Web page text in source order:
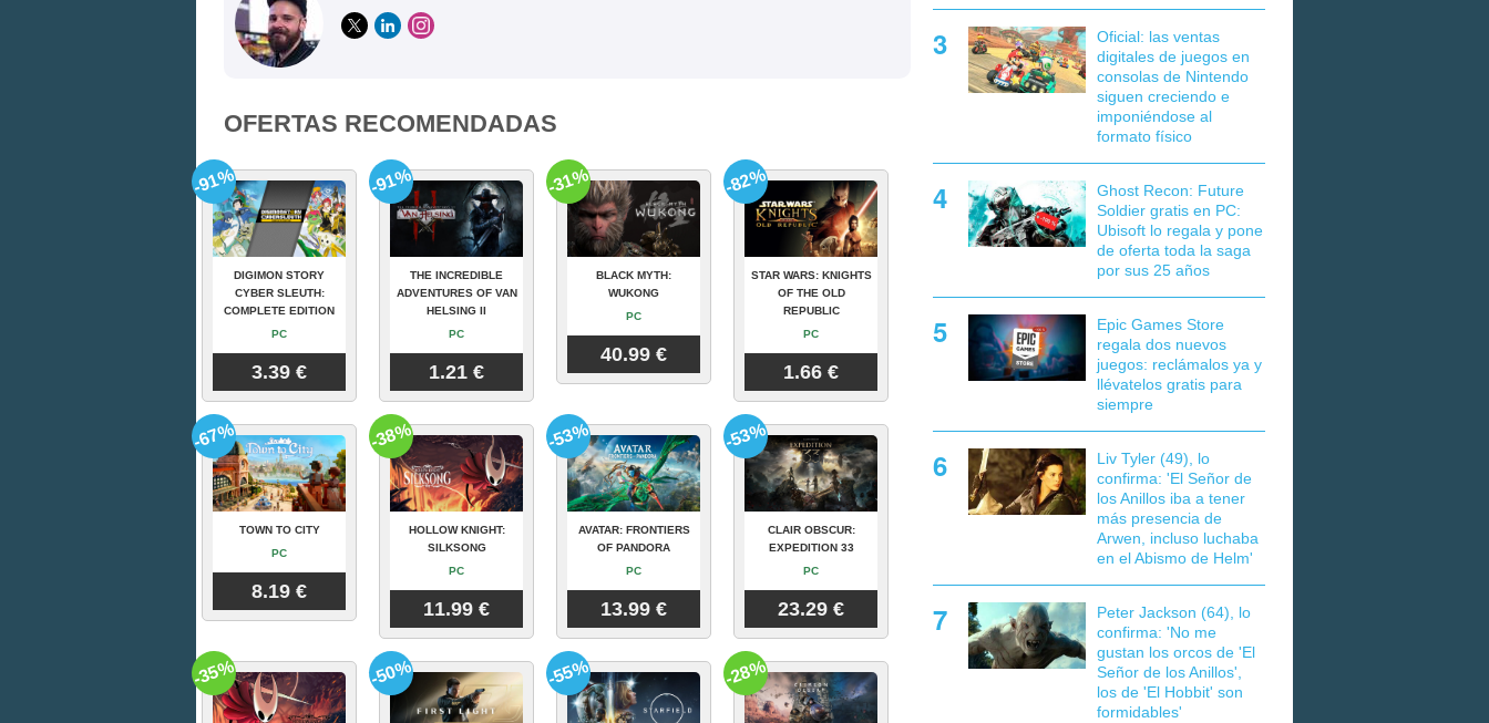
OFERTAS RECOMENDADAS
DIGIMON STORY
CYBER SLEUTH:
COMPLETE EDITION
PC
3.39 €
-91%
THE INCREDIBLE
ADVENTURES OF VAN
HELSING II
PC
1.21 €
-91%
BLACK MYTH:
WUKONG
PC
40.99 €
-31%
STAR WARS: KNIGHTS
OF THE OLD
REPUBLIC
PC
1.66 €
-82%
TOWN TO CITY
PC
8.19 €
-67%
HOLLOW KNIGHT:
SILKSONG
PC
11.99 €
-38%
AVATAR: FRONTIERS
OF PANDORA
PC
13.99 €
-53%
CLAIR OBSCUR:
EXPEDITION 33
PC
23.29 €
-53%
-35% -50% -55% -28%
Oficial: las ventas
digitales de juegos en
consolas de Nintendo
siguen creciendo e
imponiéndose al
formato físico
Ghost Recon: Future
Soldier gratis en PC:
Ubisoft lo regala y pone
de oferta toda la saga
por sus 25 años
Epic Games Store
regala dos nuevos
juegos: reclámalos ya y
llévatelos gratis para
siempre
Liv Tyler (49), lo
confirma: 'El Señor de
los Anillos iba a tener
más presencia de
Arwen, incluso luchaba
en el Abismo de Helm'
Peter Jackson (64), lo
confirma: 'No me
gustan los orcos de 'El
Señor de los Anillos',
los de 'El Hobbit' son
formidables'